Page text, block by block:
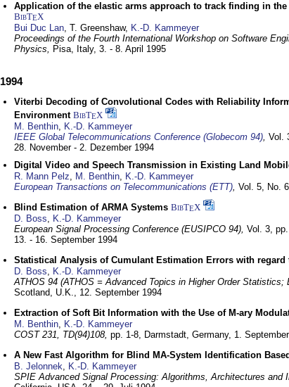
Application of the elastic arms approach to track finding in
BibTEX
Bui Duc Lan, T. Greenshaw, K.-D. Kammeyer
Proceedings of the Fourth International Workshop on Software
Physics, Pisa, Italy, 3. - 8. April 1995
1994
Viterbi Decoding of Convolutional Codes with Reliability
Environment BibTEX
M. Benthin, K.-D. Kammeyer
IEEE Global Telecommunications Conference (Globecom 94), Vol.
28. November - 2. Dezember 1994
Digital Video and Speech Transmission in Existing Land
R. Mann Pelz, M. Benthin, K.-D. Kammeyer
European Transactions on Telecommunications (ETT), Vol. 5, No.
Blind Estimation of ARMA Systems BibTEX
D. Boss, K.-D. Kammeyer
European Signal Processing Conference (EUSIPCO 94), Vol. 3,
13. - 16. September 1994
Statistical Analysis of Cumulant Estimation Errors with
D. Boss, K.-D. Kammeyer
ATHOS 94 (ATHOS = Advanced Topics in Higher Order Statistics;
Scotland, U.K., 12. September 1994
Extraction of Soft Bit Information with the Use of M-ary
M. Benthin, K.-D. Kammeyer
COST 231, TD(94)108, pp. 1-8, Darmstadt, Germany, 1.
A New Fast Algorithm for Blind MA-System Identification
B. Jelonnek, K.-D. Kammeyer
SPIE Advanced Signal Processing: Algorithms, Architectures and